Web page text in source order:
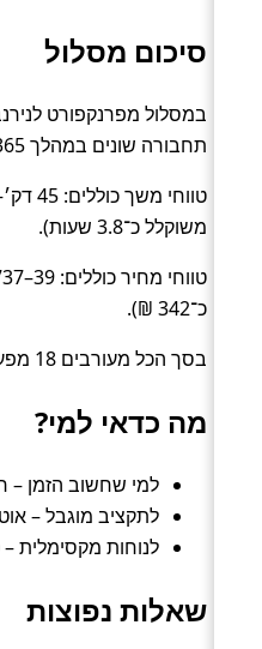
סיכום מסלול
תחבורה שונים במהלך 365 הימים האחרונים.
משוקלל כ־3.8 שעות).
כ־342 ₪).
בסך הכל מעורבים 18 מפעילים ו־10 תחנות מוצא/יעד.
מה כדאי למי?
למי שחשוב הזמן –
לתקציב מוגבל – אוטובוס
לנוחות מקסימלית –
שאלות נפוצות